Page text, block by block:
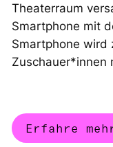
Theaterraum
Smartphone mit
Smartphone wird
Zuschauer*innen
Erfahre